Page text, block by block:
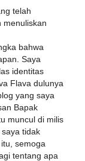
telah
menuliskan
bahwa
Saya
identitas
Flava dulunya
yang saya
Bapak
muncul di milis
tidak
semoga
tentang apa